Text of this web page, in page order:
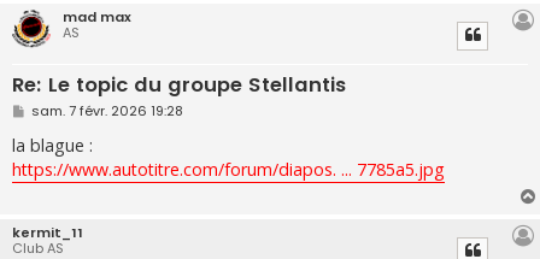
mad max
AS
Re: Le topic du groupe Stellantis
M
s
s
a
g
sam. 7 févr. 2026 19:28
la blague :
https://www.autotitre.com/forum/diapos. ... 7785a5.jpg
kermit_11
Club AS